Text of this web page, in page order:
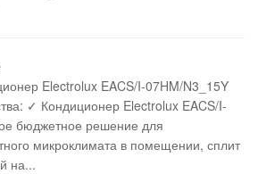
Electrolux EACS/I-07HM/N3_15Y
✓ Кондиционер Electrolux EACS/I-
бюджетное решение для
микроклимата в помещении, сплит
на...